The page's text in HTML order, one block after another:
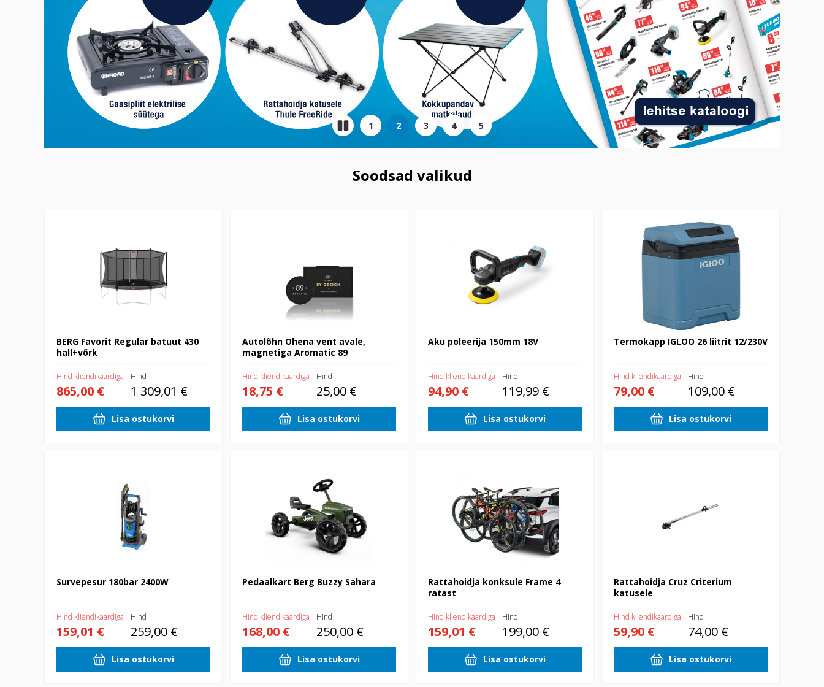
1 2 3 4 5
Soodsad valikud
BERG Favorit Regular batuut 430
hall+võrk
Hind kliendikaardiga
865,00 €
Hind
1 309,01 €
Lisa ostukorvi
Autolõhn Ohena vent avale,
magnetiga Aromatic 89
Hind kliendikaardiga
18,75 €
Hind
25,00 €
Lisa ostukorvi
Aku poleerija 150mm 18V
Hind kliendikaardiga
94,90 €
Hind
119,99 €
Lisa ostukorvi
Termokapp IGLOO 26 liitrit 12/230V
Hind kliendikaardiga
79,00 €
Hind
109,00 €
Lisa ostukorvi
Survepesur 180bar 2400W
Hind kliendikaardiga
159,01 €
Hind
259,00 €
Lisa ostukorvi
Pedaalkart Berg Buzzy Sahara
Hind kliendikaardiga
168,00 €
Hind
250,00 €
Lisa ostukorvi
Rattahoidja konksule Frame 4
ratast
Hind kliendikaardiga
159,01 €
Hind
199,00 €
Lisa ostukorvi
Rattahoidja Cruz Criterium
katusele
Hind kliendikaardiga
59,90 €
Hind
74,00 €
Lisa ostukorvi